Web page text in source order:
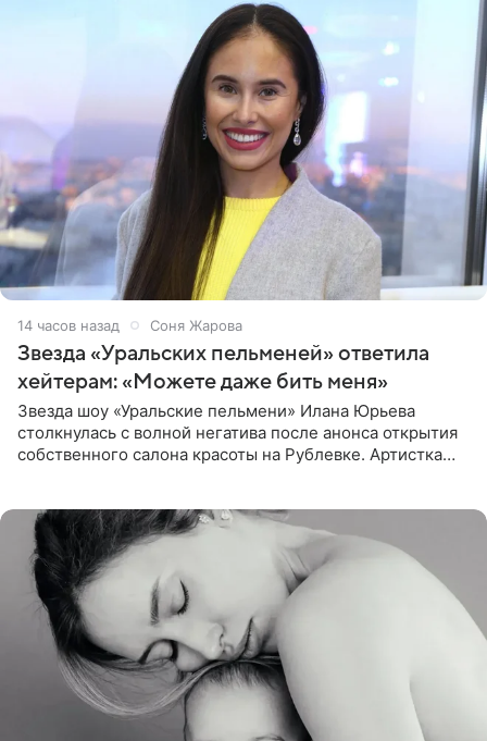
14 часов назад Соня Жарова
Звезда «Уральских пельменей» ответила
хейтерам: «Можете даже бить меня»
Звезда шоу «Уральские пельмени» Илана Юрьева
столкнулась с волной негатива после анонса открытия
собственного салона красоты на Рублевке. Артистка